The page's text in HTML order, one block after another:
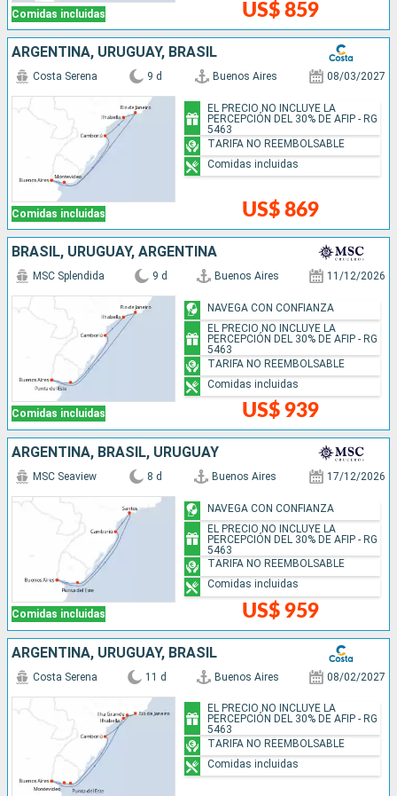
Comidas incluidas US$ 859
ARGENTINA, URUGUAY, BRASIL
Comidas incluidas
Costa Serena 9 d Buenos Aires 08/03/2027
US$ 869
EL PRECIO NO INCLUYE LA
PERCEPCIÓN DEL 30% DE AFIP - RG
5463
TARIFA NO REEMBOLSABLE
Comidas incluidas
BRASIL, URUGUAY, ARGENTINA
Comidas incluidas
MSC Splendida 9 d Buenos Aires 11/12/2026
US$ 939
NAVEGA CON CONFIANZA
EL PRECIO NO INCLUYE LA
PERCEPCIÓN DEL 30% DE AFIP - RG
5463
TARIFA NO REEMBOLSABLE
Comidas incluidas
ARGENTINA, BRASIL, URUGUAY
Comidas incluidas
MSC Seaview 8 d Buenos Aires 17/12/2026
US$ 959
NAVEGA CON CONFIANZA
EL PRECIO NO INCLUYE LA
PERCEPCIÓN DEL 30% DE AFIP - RG
5463
TARIFA NO REEMBOLSABLE
Comidas incluidas
ARGENTINA, URUGUAY, BRASIL
Costa Serena 11 d Buenos Aires 08/02/2027
EL PRECIO NO INCLUYE LA
PERCEPCIÓN DEL 30% DE AFIP - RG
5463
TARIFA NO REEMBOLSABLE
Comidas incluidas